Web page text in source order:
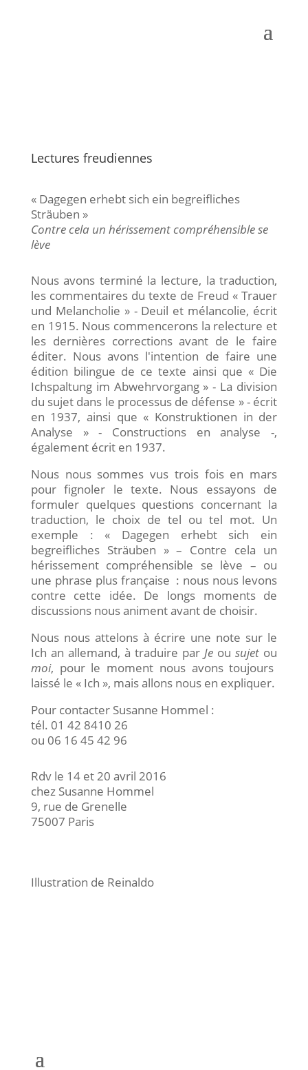
Lectures freudiennes
« Dagegen erhebt sich ein begreifliches
Sträuben »
Contre cela un hérissement compréhensible se
lève
Nous avons terminé la lecture, la traduction,
les commentaires du texte de Freud « Trauer
und Melancholie » - Deuil et mélancolie, écrit
en 1915. Nous commencerons la relecture et
les dernières corrections avant de le faire
éditer. Nous avons l'intention de faire une
édition bilingue de ce texte ainsi que « Die
Ichspaltung im Abwehrvorgang » - La division
du sujet dans le processus de défense » - écrit
en 1937, ainsi que « Konstruktionen in der
Analyse » - Constructions en analyse -,
également écrit en 1937.
Nous nous sommes vus trois fois en mars
pour fignoler le texte. Nous essayons de
formuler quelques questions concernant la
traduction, le choix de tel ou tel mot. Un
exemple : « Dagegen erhebt sich ein
begreifliches Sträuben » – Contre cela un
hérissement compréhensible se lève – ou
une phrase plus française : nous nous levons
contre cette idée. De longs moments de
discussions nous animent avant de choisir.
Nous nous attelons à écrire une note sur le
Ich an allemand, à traduire parJe ousujet ou
moi, pour le moment nous avons toujours
laissé le « Ich », mais allons nous en expliquer.
Pour contacter Susanne Hommel :
tél. 01 42 8410 26
ou 06 16 45 42 96
Rdv le 14 et 20 avril 2016
chez Susanne Hommel
9, rue de Grenelle
75007 Paris
Illustration de Reinaldo